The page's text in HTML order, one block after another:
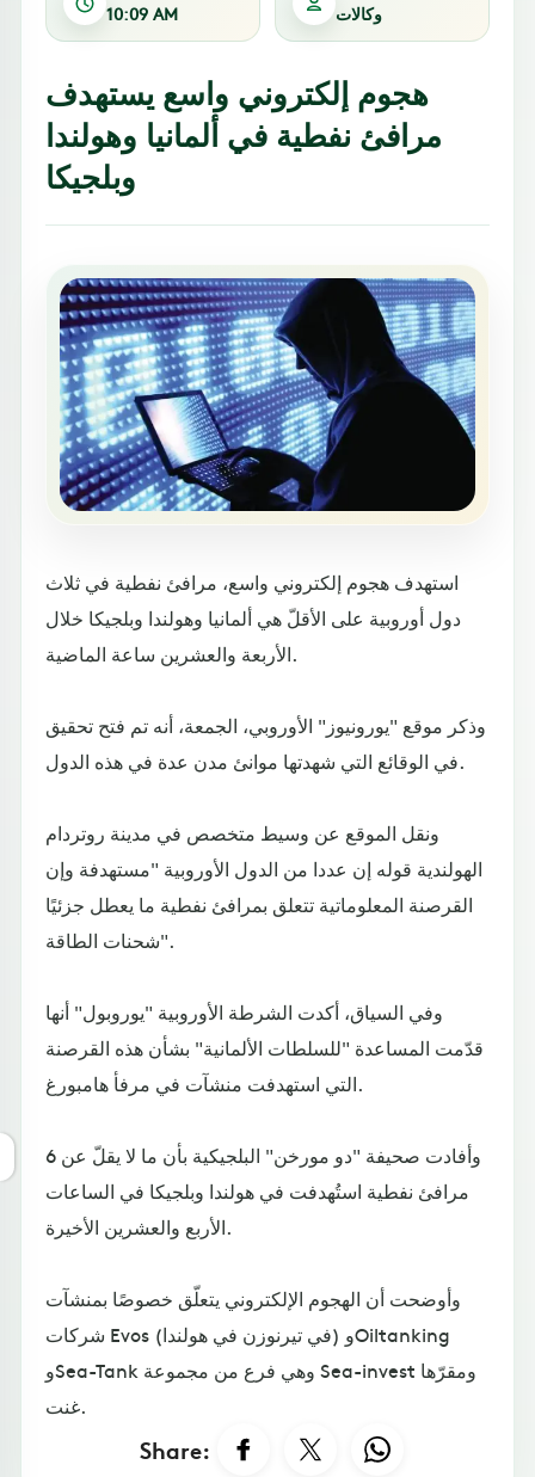
10:09 AM وكالات
هجوم إلكتروني واسع يستهدف
مرافئ نفطية في ألمانيا وهولندا
وبلجيكا
استهدف هجوم إلكتروني واسع، مرافئ نفطية في ثلاث
دول أوروبية على الأقلّ هي ألمانيا وهولندا وبلجيكا خلال
الأربعة والعشرين ساعة الماضية.
وذكر موقع "يورونيوز" الأوروبي، الجمعة، أنه تم فتح تحقيق
في الوقائع التي شهدتها موانئ مدن عدة في هذه الدول.
ونقل الموقع عن وسيط متخصص في مدينة روتردام
الهولندية قوله إن عددا من الدول الأوروبية "مستهدفة وإن
القرصنة المعلوماتية تتعلق بمرافئ نفطية ما يعطل جزئيًا
شحنات الطاقة".
وفي السياق، أكدت الشرطة الأوروبية "يوروبول" أنها
قدّمت المساعدة "للسلطات الألمانية" بشأن هذه القرصنة
التي استهدفت منشآت في مرفأ هامبورغ.
وأفادت صحيفة "دو مورخن" البلجيكية بأن ما لا يقلّ عن 6
مرافئ نفطية استُهدفت في هولندا وبلجيكا في الساعات
الأربع والعشرين الأخيرة.
وأوضحت أن الهجوم الإلكتروني يتعلّق خصوصًا بمنشآت
شركات Evos (في تيرنوزن في هولندا) وOiltanking
وSea-Tank وهي فرع من مجموعة Sea-invest ومقرّها
غنت.
Share: